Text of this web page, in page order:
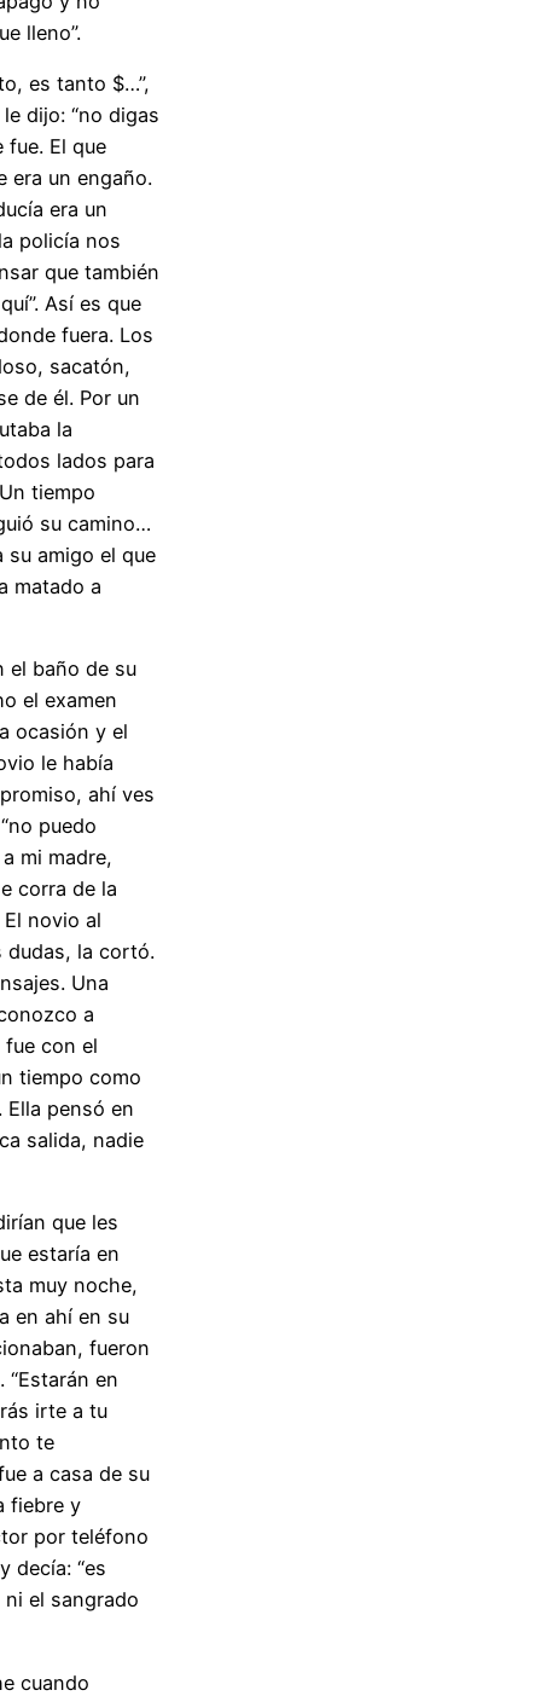
lleno”.
es tanto $…”,
dijo: “no digas
fue. El que
era un engaño.
era un
policía nos
que también
Así es que
fuera. Los
sacatón,
de él. Por un
la
lados para
tiempo
su camino…
su amigo el que
matado a
el baño de su
el examen
ocasión y el
le había
ahí ves
puedo
mi madre,
corra de la
novio al
dudas, la cortó.
Una
a
con el
tiempo como
Ella pensó en
salida, nadie
que les
estaría en
muy noche,
en ahí en su
fueron
en
irte a tu
te
a casa de su
fiebre y
por teléfono
decía: “es
ni el sangrado
cuando